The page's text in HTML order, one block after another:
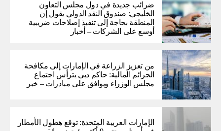
ضرائب جديدة في دول مجلس التعاون
الخليجي: صندوق النقد الدولي يقول إن
المنطقة بحاجة إلى تنفيذ إصلاحات ضريبية
أوسع على الشركات – أخبار
من تعزيز الزراعة في الإمارات إلى مكافحة
الجرائم المالية: حاكم دبي يترأس اجتماع
مجلس الوزراء ويوافق على مبادرات – خبر
الإمارات العربية المتحدة: توقع هطول الأمطار